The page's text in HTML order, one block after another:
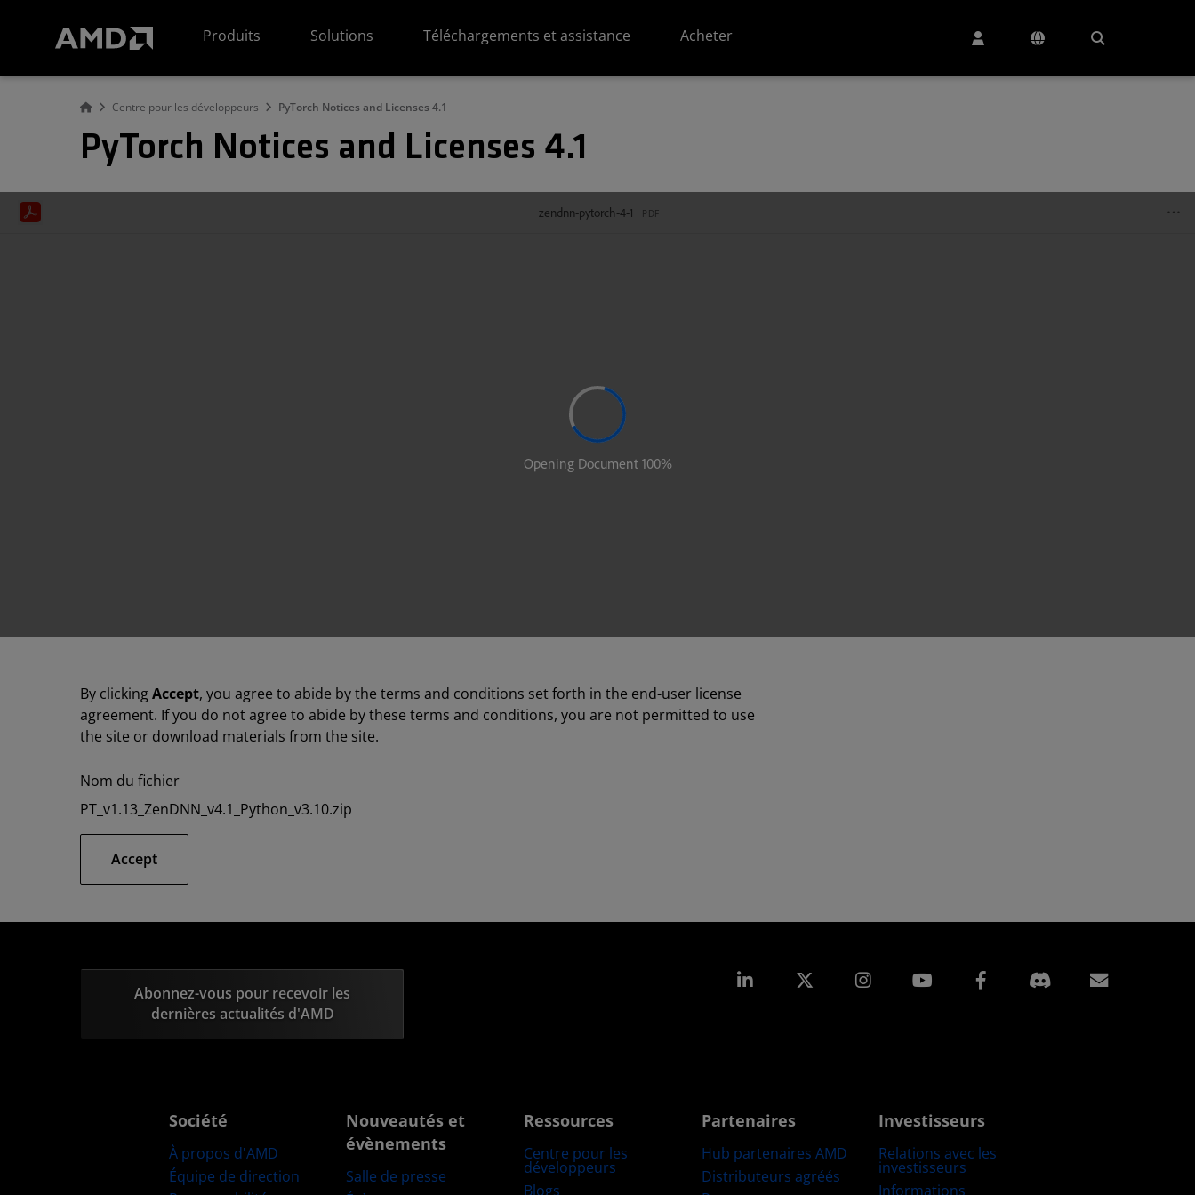
Produits
Solutions Téléchargements et assistance Acheter
Centre pour les développeurs PyTorch Notices and Licenses 4.1
PyTorch Notices and Licenses 4.1
By clickingAccept, you agree to abide by the terms and conditions set forth in the end-user license
agreement. If you do not agree to abide by these terms and conditions, you are not permitted to use
the site or download materials from the site.
Nom du fichier
PT_v1.13_ZenDNN_v4.1_Python_v3.10.zip
Accept
Abonnez-vous pour recevoir les
dernières actualités d'AMD
LinkedIn Instagram Facebook
Société
À propos d'AMD
Équipe de direction
Nouveautés et
évènements
Salle de presse
Ressources
Centre pour les
développeurs
Blogs
Partenaires
Hub partenaires AMD
Distributeurs agréés
Investisseurs
Relations avec les
investisseurs
Informations